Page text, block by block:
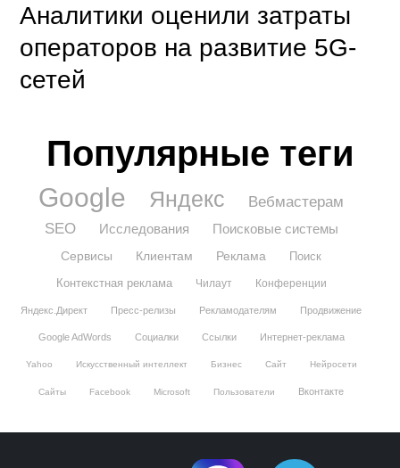
Аналитики оценили затраты
операторов на развитие 5G-
сетей
Популярные теги
Google Яндекс
Вебмастерам
SEO
Исследования Поисковые системы
Сервисы Клиентам Реклама
Поиск
Контекстная реклама
Чилаут Конференции
Яндекс.Директ Пресс-релизы Рекламодателям Продвижение
Google AdWords Социалки Ссылки Интернет-реклама
Yahoo Искусственный интеллект Бизнес Сайт Нейросети
Сайты Facebook Microsoft Пользователи Вконтакте